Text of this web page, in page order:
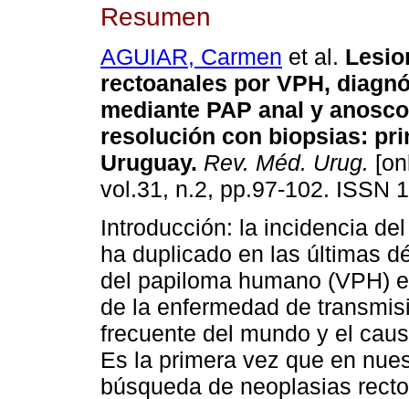
Resumen
AGUIAR, Carmen et al.
rectoanales por VPH,
mediante PAP anal y
resolución con biopsias:
Uruguay. Rev. Méd. Urug.
vol.31, n.2, pp.97-102. ISSN
Introducción: la incidencia
ha duplicado en las últimas
del papiloma humano (VPH)
de la enfermedad de
frecuente del mundo y el
Es la primera vez que en
búsqueda de neoplasias